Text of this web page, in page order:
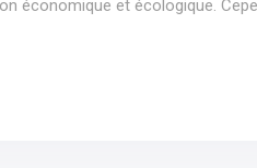
et écologique.